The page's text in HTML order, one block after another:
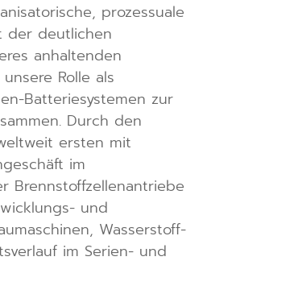
prozessuale
der deutlichen
anhaltenden
Rolle als
Batteriesystemen zur
Durch den
ersten mit
im
Brennstoffzellenantriebe
und
Wasserstoff-
im Serien- und